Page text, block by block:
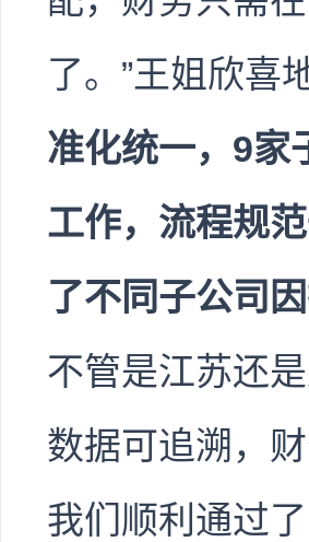
了。”王姐欣喜
准化统一，9家
工作，流程规
了不同子公司
不管是江苏还
数据可追溯，
我们顺利通过